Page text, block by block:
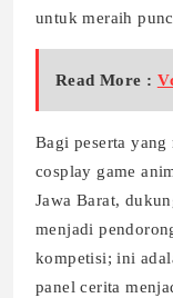
untuk meraih
Read More :
Bagi peserta
cosplay game
Jawa Barat,
menjadi
kompetisi; ini
panel cerita